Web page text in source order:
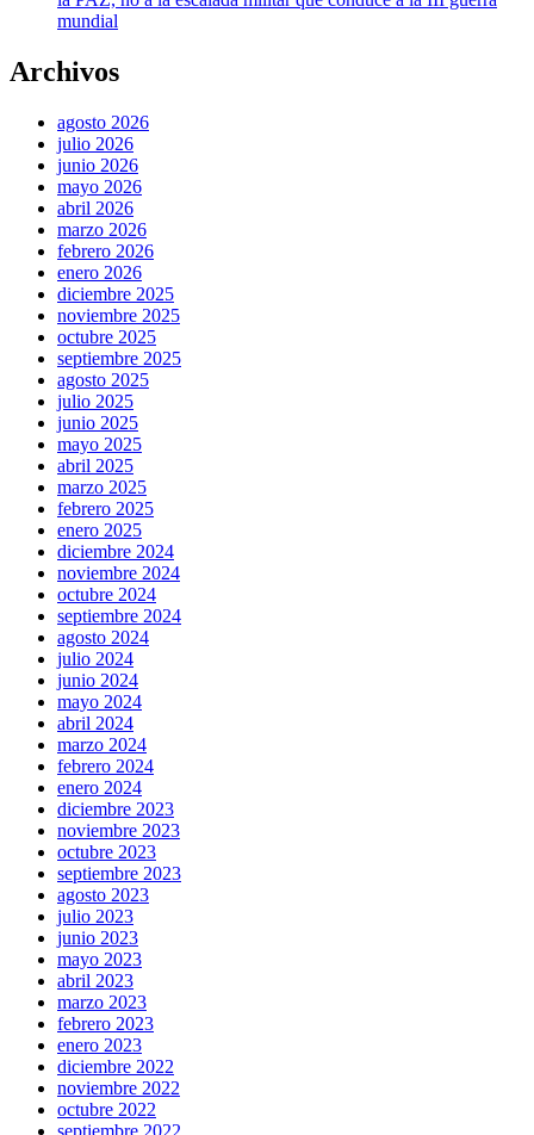
mundial
Archivos
agosto 2026
julio 2026
junio 2026
mayo 2026
abril 2026
marzo 2026
febrero 2026
enero 2026
diciembre 2025
noviembre 2025
octubre 2025
septiembre 2025
agosto 2025
julio 2025
junio 2025
mayo 2025
abril 2025
marzo 2025
febrero 2025
enero 2025
diciembre 2024
noviembre 2024
octubre 2024
septiembre 2024
agosto 2024
julio 2024
junio 2024
mayo 2024
abril 2024
marzo 2024
febrero 2024
enero 2024
diciembre 2023
noviembre 2023
octubre 2023
septiembre 2023
agosto 2023
julio 2023
junio 2023
mayo 2023
abril 2023
marzo 2023
febrero 2023
enero 2023
diciembre 2022
noviembre 2022
octubre 2022